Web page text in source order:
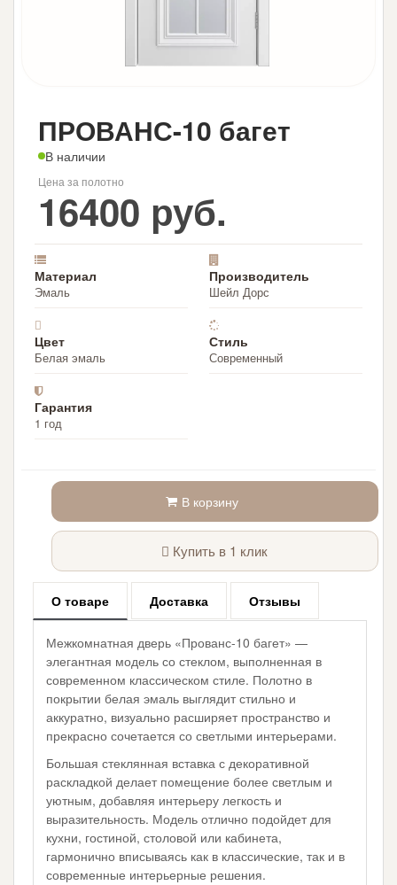
ПРОВАНС-10 багет
В наличии
Цена за полотно
16400 руб.
Материал
Эмаль
Производитель
Шейл Дорс
Цвет
Белая эмаль
Стиль
Современный
Гарантия
1 год
В корзину
Купить в 1 клик
О товаре Доставка Отзывы
Межкомнатная дверь «Прованс-10 багет» —
элегантная модель со стеклом, выполненная в
современном классическом стиле. Полотно в
покрытии белая эмаль выглядит стильно и
аккуратно, визуально расширяет пространство и
прекрасно сочетается со светлыми интерьерами.
Большая стеклянная вставка с декоративной
раскладкой делает помещение более светлым и
уютным, добавляя интерьеру легкость и
выразительность. Модель отлично подойдет для
кухни, гостиной, столовой или кабинета,
гармонично вписываясь как в классические, так и в
современные интерьерные решения.